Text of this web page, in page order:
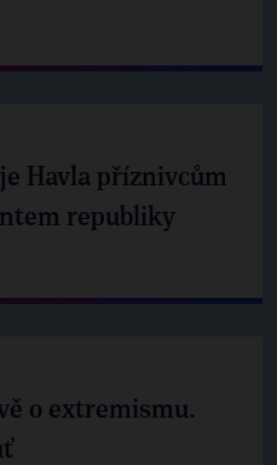
Havla příznivcům
republiky
o extremismu.